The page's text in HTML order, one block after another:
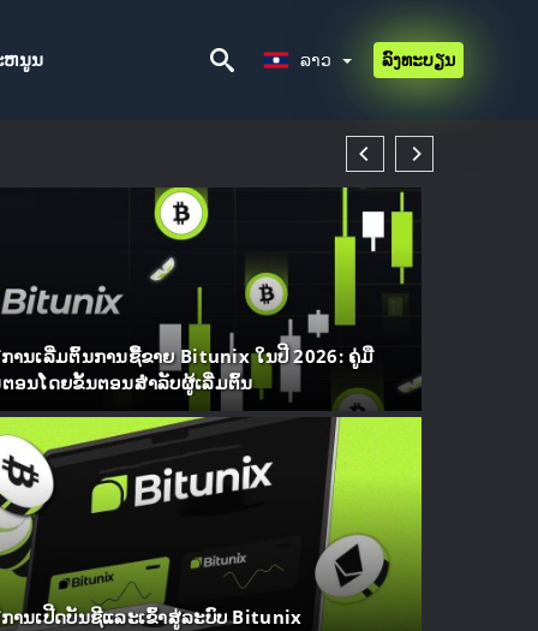
ຫນູນ ລາວ ລົງທະບຽນ
ານເລີ່ມຕົ້ນການຊື້ຂາຍ Bitunix ໃນປີ 2026: ຄູ່ມື
ອນໂດຍຂັ້ນຕອນສໍາລັບຜູ້ເລີ່ມຕົ້ນ
ານເປີດບັນຊີແລະເຂົ້າສູ່ລະບົບ Bitunix